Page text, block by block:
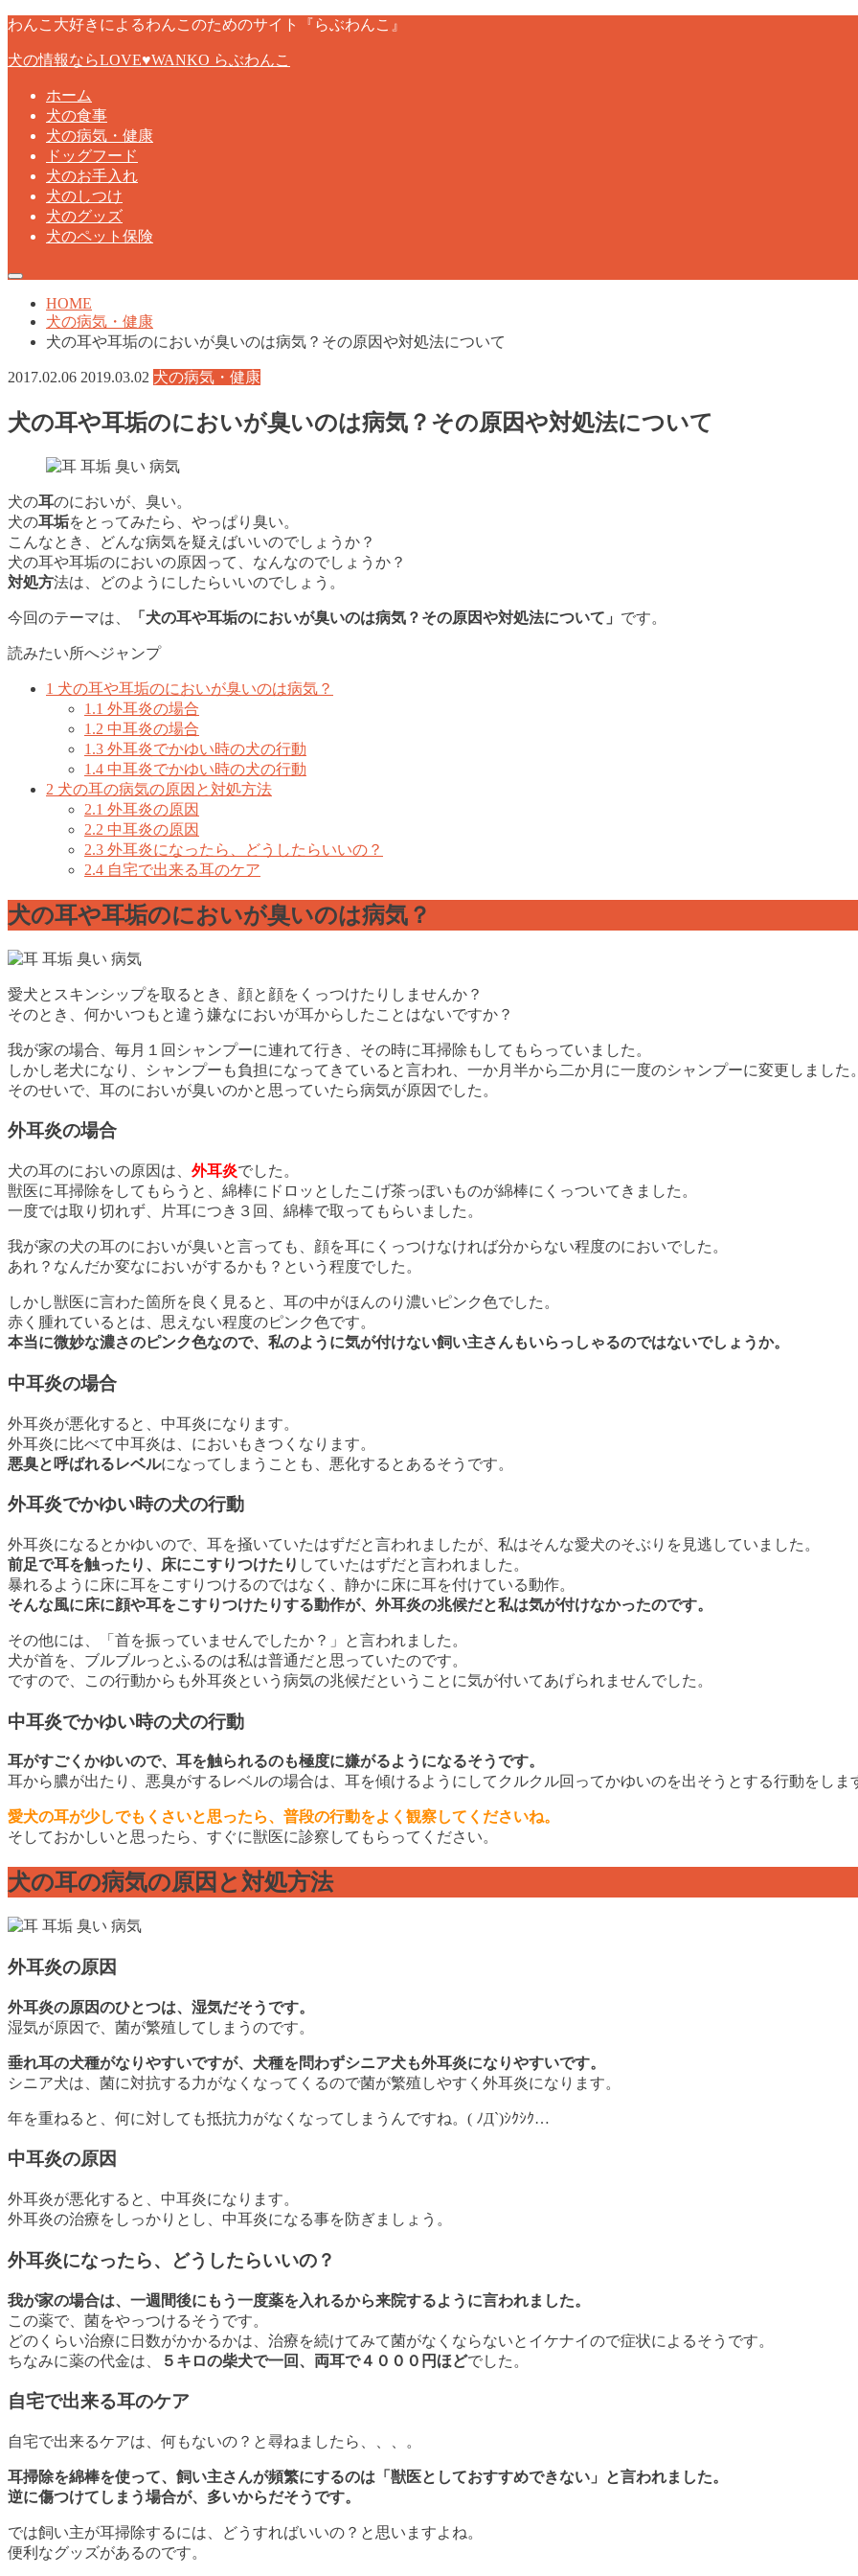
わんこ大好きによるわんこのためのサイト『らぶわんこ』
犬の情報ならLOVE♥WANKO らぶわんこ
ホーム
犬の食事
犬の病気・健康
ドッグフード
犬のお手入れ
犬のしつけ
犬のグッズ
犬のペット保険
HOME
犬の病気・健康
犬の耳や耳垢のにおいが臭いのは病気？その原因や対処法について
2017.02.06 2019.03.02 犬の病気・健康
犬の耳や耳垢のにおいが臭いのは病気？その原因や対処法について
犬の耳のにおいが、臭い。
犬の耳垢をとってみたら、やっぱり臭い。
こんなとき、どんな病気を疑えばいいのでしょうか？
犬の耳や耳垢のにおいの原因って、なんなのでしょうか？
対処方法は、どのようにしたらいいのでしょう。
今回のテーマは、 「犬の耳や耳垢のにおいが臭いのは病気？その原因や対処法について」 です。
読みたい所へジャンプ
1 犬の耳や耳垢のにおいが臭いのは病気？
1.1 外耳炎の場合
1.2 中耳炎の場合
1.3 外耳炎でかゆい時の犬の行動
1.4 中耳炎でかゆい時の犬の行動
2 犬の耳の病気の原因と対処方法
2.1 外耳炎の原因
2.2 中耳炎の原因
2.3 外耳炎になったら、どうしたらいいの？
2.4 自宅で出来る耳のケア
犬の耳や耳垢のにおいが臭いのは病気？
愛犬とスキンシップを取るとき、顔と顔をくっつけたりしませんか？
そのとき、何かいつもと違う嫌なにおいが耳からしたことはないですか？
我が家の場合、毎月１回シャンプーに連れて行き、その時に耳掃除もしてもらっていました。
しかし老犬になり、シャンプーも負担になってきていると言われ、一か月半から二か月に一度のシャンプーに変更しました
そのせいで、耳のにおいが臭いのかと思っていたら病気が原因でした。
外耳炎の場合
犬の耳のにおいの原因は、 外耳炎でした。
獣医に耳掃除をしてもらうと、綿棒にドロッとしたこげ茶っぽいものが綿棒にくっついてきました。
一度では取り切れず、片耳につき３回、綿棒で取ってもらいました。
我が家の犬の耳のにおいが臭いと言っても、顔を耳にくっつけなければ分からない程度のにおいでした。
あれ？なんだか変なにおいがするかも？という程度でした。
しかし獣医に言わた箇所を良く見ると、耳の中がほんのり濃いピンク色でした。
赤く腫れているとは、思えない程度のピンク色です。
本当に微妙な濃さのピンク色なので、私のように気が付けない飼い主さんもいらっしゃるのではないでしょうか。
中耳炎の場合
外耳炎が悪化すると、中耳炎になります。
外耳炎に比べて中耳炎は、においもきつくなります。
悪臭と呼ばれるレベルになってしまうことも、悪化するとあるそうです。
外耳炎でかゆい時の犬の行動
外耳炎になるとかゆいので、耳を掻いていたはずだと言われましたが、私はそんな愛犬のそぶりを見逃していました。
前足で耳を触ったり、床にこすりつけたり していたはずだと言われました。
暴れるように床に耳をこすりつけるのではなく、静かに床に耳を付けている動作。
そんな風に床に顔や耳をこすりつけたりする動作が、外耳炎の兆候だと私は気が付けなかったのです。
その他には、「首を振っていませんでしたか？」と言われました。
犬が首を、ブルブルっとふるのは私は普通だと思っていたのです。
ですので、この行動からも外耳炎という病気の兆候だということに気が付いてあげられませんでした。
中耳炎でかゆい時の犬の行動
耳がすごくかゆいので、耳を触られるのも極度に嫌がるようになるそうです。
耳から膿が出たり、悪臭がするレベルの場合は、耳を傾けるようにしてクルクル回ってかゆいのを出そうとする行動をしま
愛犬の耳が少しでもくさいと思ったら、普段の行動をよく観察してくださいね。
そしておかしいと思ったら、すぐに獣医に診察してもらってください。
犬の耳の病気の原因と対処方法
外耳炎の原因
外耳炎の原因のひとつは、湿気だそうです。
湿気が原因で、菌が繁殖してしまうのです。
垂れ耳の犬種がなりやすいですが、犬種を問わずシニア犬も外耳炎になりやすいです。
シニア犬は、菌に対抗する力がなくなってくるので菌が繁殖しやすく外耳炎になります。
年を重ねると、何に対しても抵抗力がなくなってしまうんですね。( ﾉД`)ｼｸｼｸ…
中耳炎の原因
外耳炎が悪化すると、中耳炎になります。
外耳炎の治療をしっかりとし、中耳炎になる事を防ぎましょう。
外耳炎になったら、どうしたらいいの？
我が家の場合は、一週間後にもう一度薬を入れるから来院するように言われました。
この薬で、菌をやっつけるそうです。
どのくらい治療に日数がかかるかは、治療を続けてみて菌がなくならないとイケナイので症状によるそうです。
ちなみに薬の代金は、
５キロの柴犬で一回、両耳で４０００円ほどでした。
自宅で出来る耳のケア
自宅で出来るケアは、何もないの？と尋ねましたら、、、。
耳掃除を綿棒を使って、飼い主さんが頻繁にするのは「獣医としておすすめできない」と言われました。
逆に傷つけてしまう場合が、多いからだそうです。
では飼い主が耳掃除するには、どうすればいいの？と思いますよね。
便利なグッズがあるのです。